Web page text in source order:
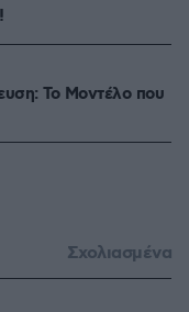
Το Mοντέλο που
Σχολιασμένα